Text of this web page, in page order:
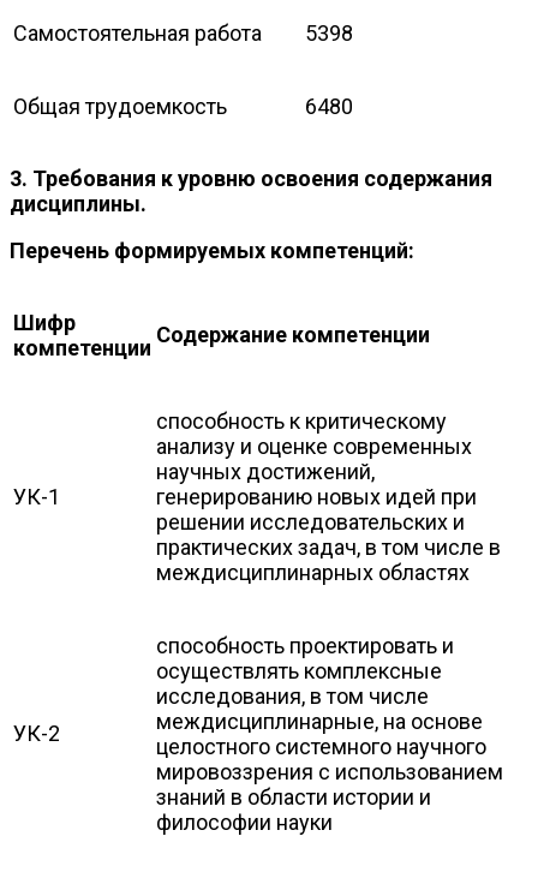
Самостоятельная работа 5398
Общая трудоемкость 6480
3. Требования к уровню освоения содержания
дисциплины.
Перечень формируемых компетенций:
Шифр
компетенции
Содержание компетенции
УК-1
способность к критическому
анализу и оценке современных
научных достижений,
генерированию новых идей при
решении исследовательских и
практических задач, в том числе в
междисциплинарных областях
УК-2
способность проектировать и
осуществлять комплексные
исследования, в том числе
междисциплинарные, на основе
целостного системного научного
мировоззрения с использованием
знаний в области истории и
философии науки